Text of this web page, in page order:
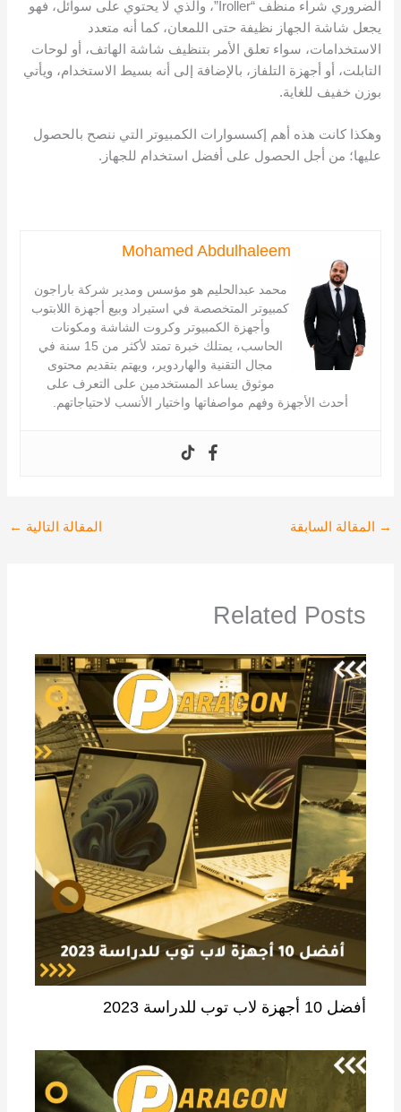
الضروري شراء منظف “Iroller”، والذي لا يحتوي على سوائل، فهو
يجعل شاشة الجهاز نظيفة حتى اللمعان، كما أنه متعدد
الاستخدامات، سواء تعلق الأمر بتنظيف شاشة الهاتف، أو لوحات
التابلت، أو أجهزة التلفاز، بالإضافة إلى أنه بسيط الاستخدام، ويأتي
بوزن خفيف للغاية.
وهكذا كانت هذه أهم إكسسوارات الكمبيوتر التي ننصح بالحصول
عليها؛ من أجل الحصول على أفضل استخدام للجهاز.
Mohamed Abdulhaleem
محمد عبدالحليم هو مؤسس ومدير شركة باراجون
كمبيوتر المتخصصة في استيراد وبيع أجهزة اللابتوب
وأجهزة الكمبيوتر وكروت الشاشة ومكونات
الحاسب، يمتلك خبرة تمتد لأكثر من 15 سنة في
مجال التقنية والهاردوير، ويهتم بتقديم محتوى
موثوق يساعد المستخدمين على التعرف على
أحدث الأجهزة وفهم مواصفاتها واختيار الأنسب لاحتياجاتهم.
→ المقالة السابقة المقالة التالية ←
Related Posts
أفضل 10 أجهزة لاب توب للدراسة 2023